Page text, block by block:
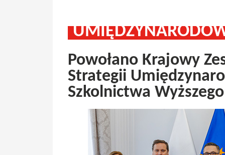
Powołano Krajowy
Strategii
Szkolnictwa